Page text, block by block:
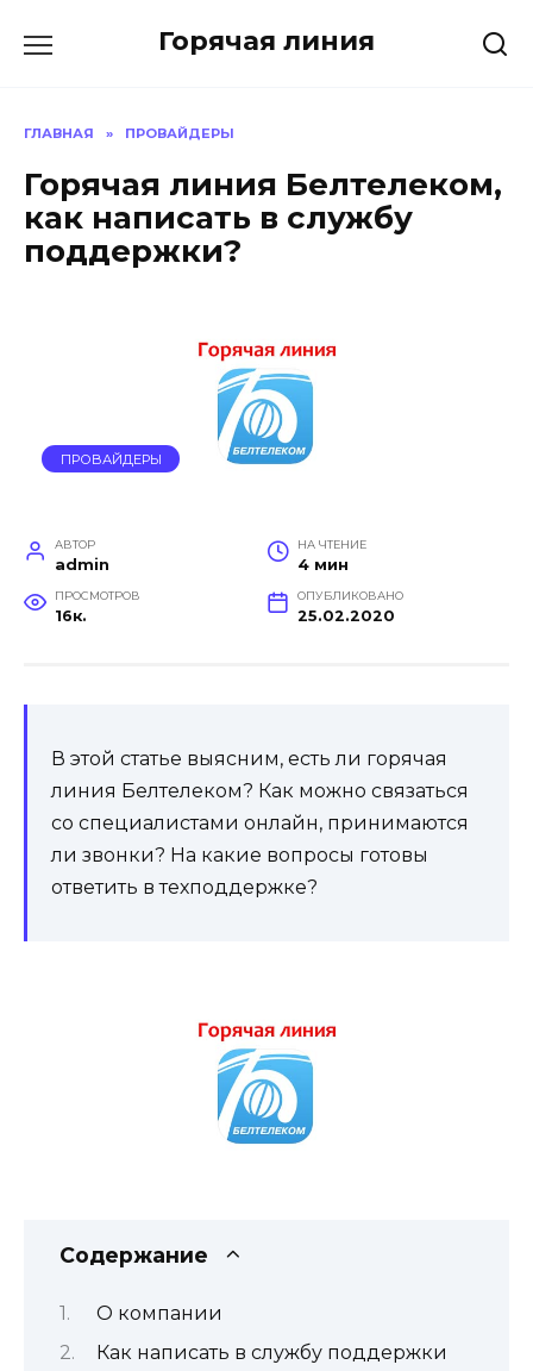
Горячая линия
ГЛАВНАЯ » ПРОВАЙДЕРЫ
Горячая линия Белтелеком,
как написать в службу
поддержки?
ПРОВАЙДЕРЫ
АВТОР
admin
НА ЧТЕНИЕ
4 мин
ПРОСМОТРОВ
16к.
ОПУБЛИКОВАНО
25.02.2020
В этой статье выясним, есть ли горячая
линия Белтелеком? Как можно связаться
со специалистами онлайн, принимаются
ли звонки? На какие вопросы готовы
ответить в техподдержке?
Содержание
О компании
Как написать в службу поддержки